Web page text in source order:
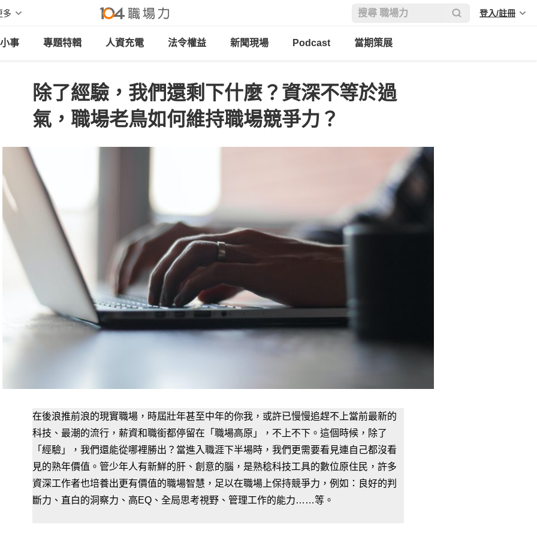
多 登入/註冊
事 專題特輯 人資充電 法令權益 新聞現場 Podcast 當期策展
除了經驗，我們還剩下什麼？資深不等於過
氣，職場老鳥如何維持職場競爭力？
在後浪推前浪的現實職場，時屆壯年甚至中年的你我，或許已慢慢追趕不上當前最新的
科技、最潮的流行，薪資和職銜都停留在「職場高原」，不上不下。這個時候，除了
「經驗」，我們還能從哪裡勝出？當進入職涯下半場時，我們更需要看見連自己都沒看
見的熟年價值。管少年人有新鮮的肝、創意的腦，是熟稔科技工具的數位原住民，許多
資深工作者也培養出更有價值的職場智慧，足以在職場上保持競爭力，例如：良好的判
斷力、直白的洞察力、高EQ、全局思考視野、管理工作的能力……等。